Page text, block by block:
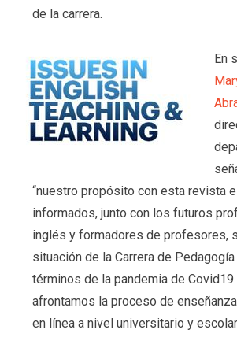
de la carrera.
En
“nuestro propósito con esta revista
informados, junto con los futuros
inglés y formadores de profesores,
situación de la Carrera de
términos de la pandemia de Covid19
afrontamos la proceso de
en línea a nivel universitario y